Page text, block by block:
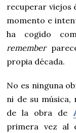
recuperar viejos
momento e
ha cogido
remember
propia década.
No es ninguna
ni de su música,
de la obra de
primera vez al